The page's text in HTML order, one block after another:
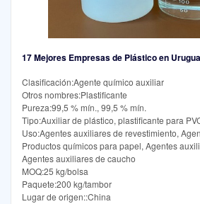
17 Mejores Empresas de Plástico en
Clasificación:Agente químico auxiliar
Otros nombres:Plastificante
Pureza:99,5 % mín., 99,5 % mín.
Tipo:Auxiliar de plástico, plastificante para
Uso:Agentes auxiliares de revestimiento,
Productos químicos para papel, Agentes
Agentes auxiliares de caucho
MOQ:25 kg/bolsa
Paquete:200 kg/tambor
Lugar de origen::China